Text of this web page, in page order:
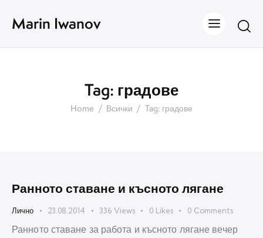
Marin Iwanov
Tag: градове
Home Всички Tag: градове
Ранното ставане и късното лягане
Лично 23.08.2014 336 Views 0 Likes 0 Comments
Ранното ставане за работа и късното лягане вечер